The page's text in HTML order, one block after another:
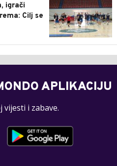
igrači
Cilj se
APLIKACIJU
vijesti i zabave.